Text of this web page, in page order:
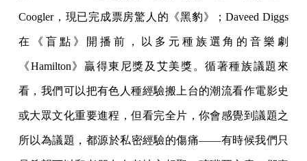
Coogler，現已完成票房驚人的《黑豹》；Daveed Diggs
在《盲點》開播前，以多元種族選角的音樂劇
《Hamilton》贏得東尼獎及艾美獎。循著種族議題來
看，我們可以把有色人種經驗搬上台的潮流看作電影史
或大眾文化重要進程，但看完全片，你會感覺到議題之
所以為議題，都源於私密經驗的傷痛——有時候我們只